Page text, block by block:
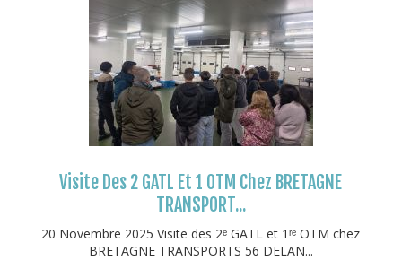
Visite Des 2 GATL Et 1 OTM Chez BRETAGNE
TRANSPORT...
20 Novembre 2025 Visite des 2ᵉ GATL et 1ʳᵉ OTM chez
BRETAGNE TRANSPORTS 56 DELAN...